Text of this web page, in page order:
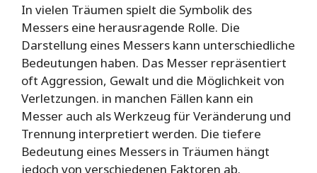
In vielen Träumen spielt die Symbolik des
Messers eine herausragende Rolle. Die
Darstellung eines Messers kann unterschiedliche
Bedeutungen haben. Das Messer repräsentiert
oft Aggression, Gewalt und die Möglichkeit von
Verletzungen. in manchen Fällen kann ein
Messer auch als Werkzeug für Veränderung und
Trennung interpretiert werden. Die tiefere
Bedeutung eines Messers in Träumen hängt
jedoch von verschiedenen Faktoren ab.